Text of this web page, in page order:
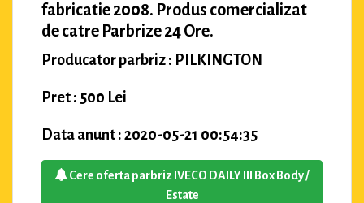
fabricatie 2008. Produs comercializat
de catre Parbrize 24 Ore.
Producator parbriz : PILKINGTON
Pret : 500 Lei
Data anunt : 2020-05-21 00:54:35
Cere oferta parbriz IVECO DAILY III Box Body /
Estate